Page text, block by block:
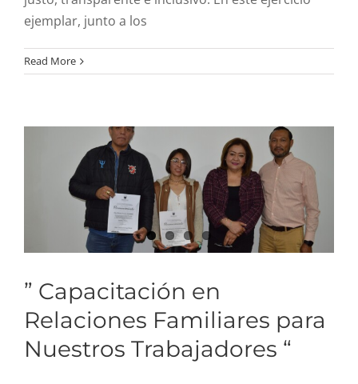
ejemplar, junto a los
Read MoreRelaciones Familiares
Trabajadores “
” Capacitación en
Relaciones Familiares para
Nuestros Trabajadores “